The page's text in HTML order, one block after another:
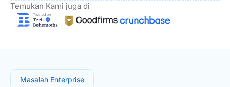
Temukan Kami juga di
Masalah Enterprise